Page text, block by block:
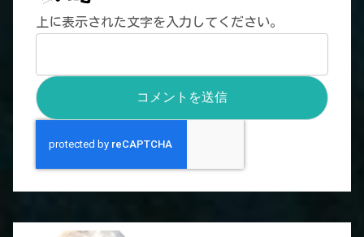
上に表示された文字を入力してください。